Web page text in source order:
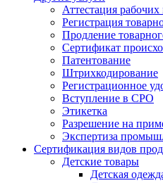
Аттестация рабочих
Регистрация
Продление
Сертификат
Патентование
Штрихкодирование
Регистрационное
Вступление в СРО
Этикетка
Разрешение на
Экспертиза
Сертификация видов
Детские товары
Детская